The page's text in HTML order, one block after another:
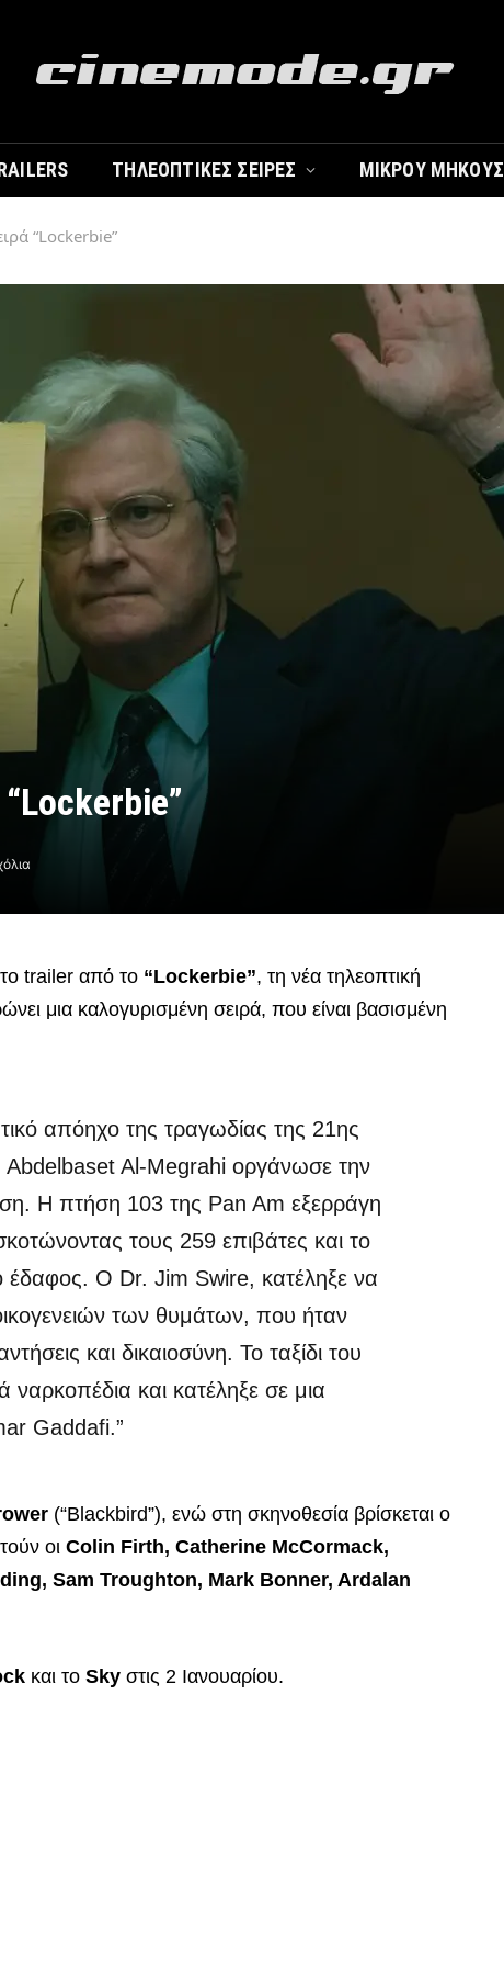
ΤΗΛΕΟΠΤΙΚΈΣ ΣΕΙΡΈΣ ΜΙΚΡΟΎ ΜΉΚΟΥΣ
“Lockerbie”
trailer από το “Lockerbie”, τη νέα τηλεοπτική
μια καλογυρισμένη σειρά, που είναι βασισμένη
απόηχο της τραγωδίας της 21ης
Abdelbaset Al-Megrahi οργάνωσε την
Η πτήση 103 της Pan Am εξερράγη
τους 259 επιβάτες και το
Ο Dr. Jim Swire, κατέληξε να
των θυμάτων, που ήταν
και δικαιοσύνη. Το ταξίδι του
ναρκοπέδια και κατέληξε σε μια
Gaddafi.”
(“Blackbird”), ενώ στη σκηνοθεσία βρίσκεται ο
οι Colin Firth, Catherine McCormack,
Sam Troughton, Mark Bonner, Ardalan
και το Sky στις 2 Ιανουαρίου.